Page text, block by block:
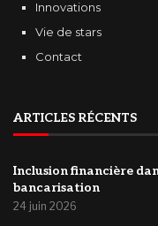
Innovations
Vie de stars
Contact
ARTICLES RÉCENTS
Inclusion financière
bancarisation
24 juin 2026